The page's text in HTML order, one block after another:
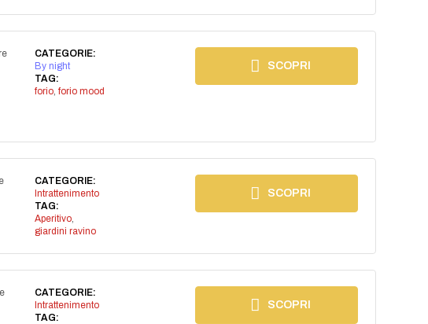
CATEGORIE:
By night
TAG:
forio, forio mood
SCOPRI
CATEGORIE:
Intrattenimento
TAG:
Aperitivo,
giardini ravino
SCOPRI
CATEGORIE:
Intrattenimento
TAG:
SCOPRI